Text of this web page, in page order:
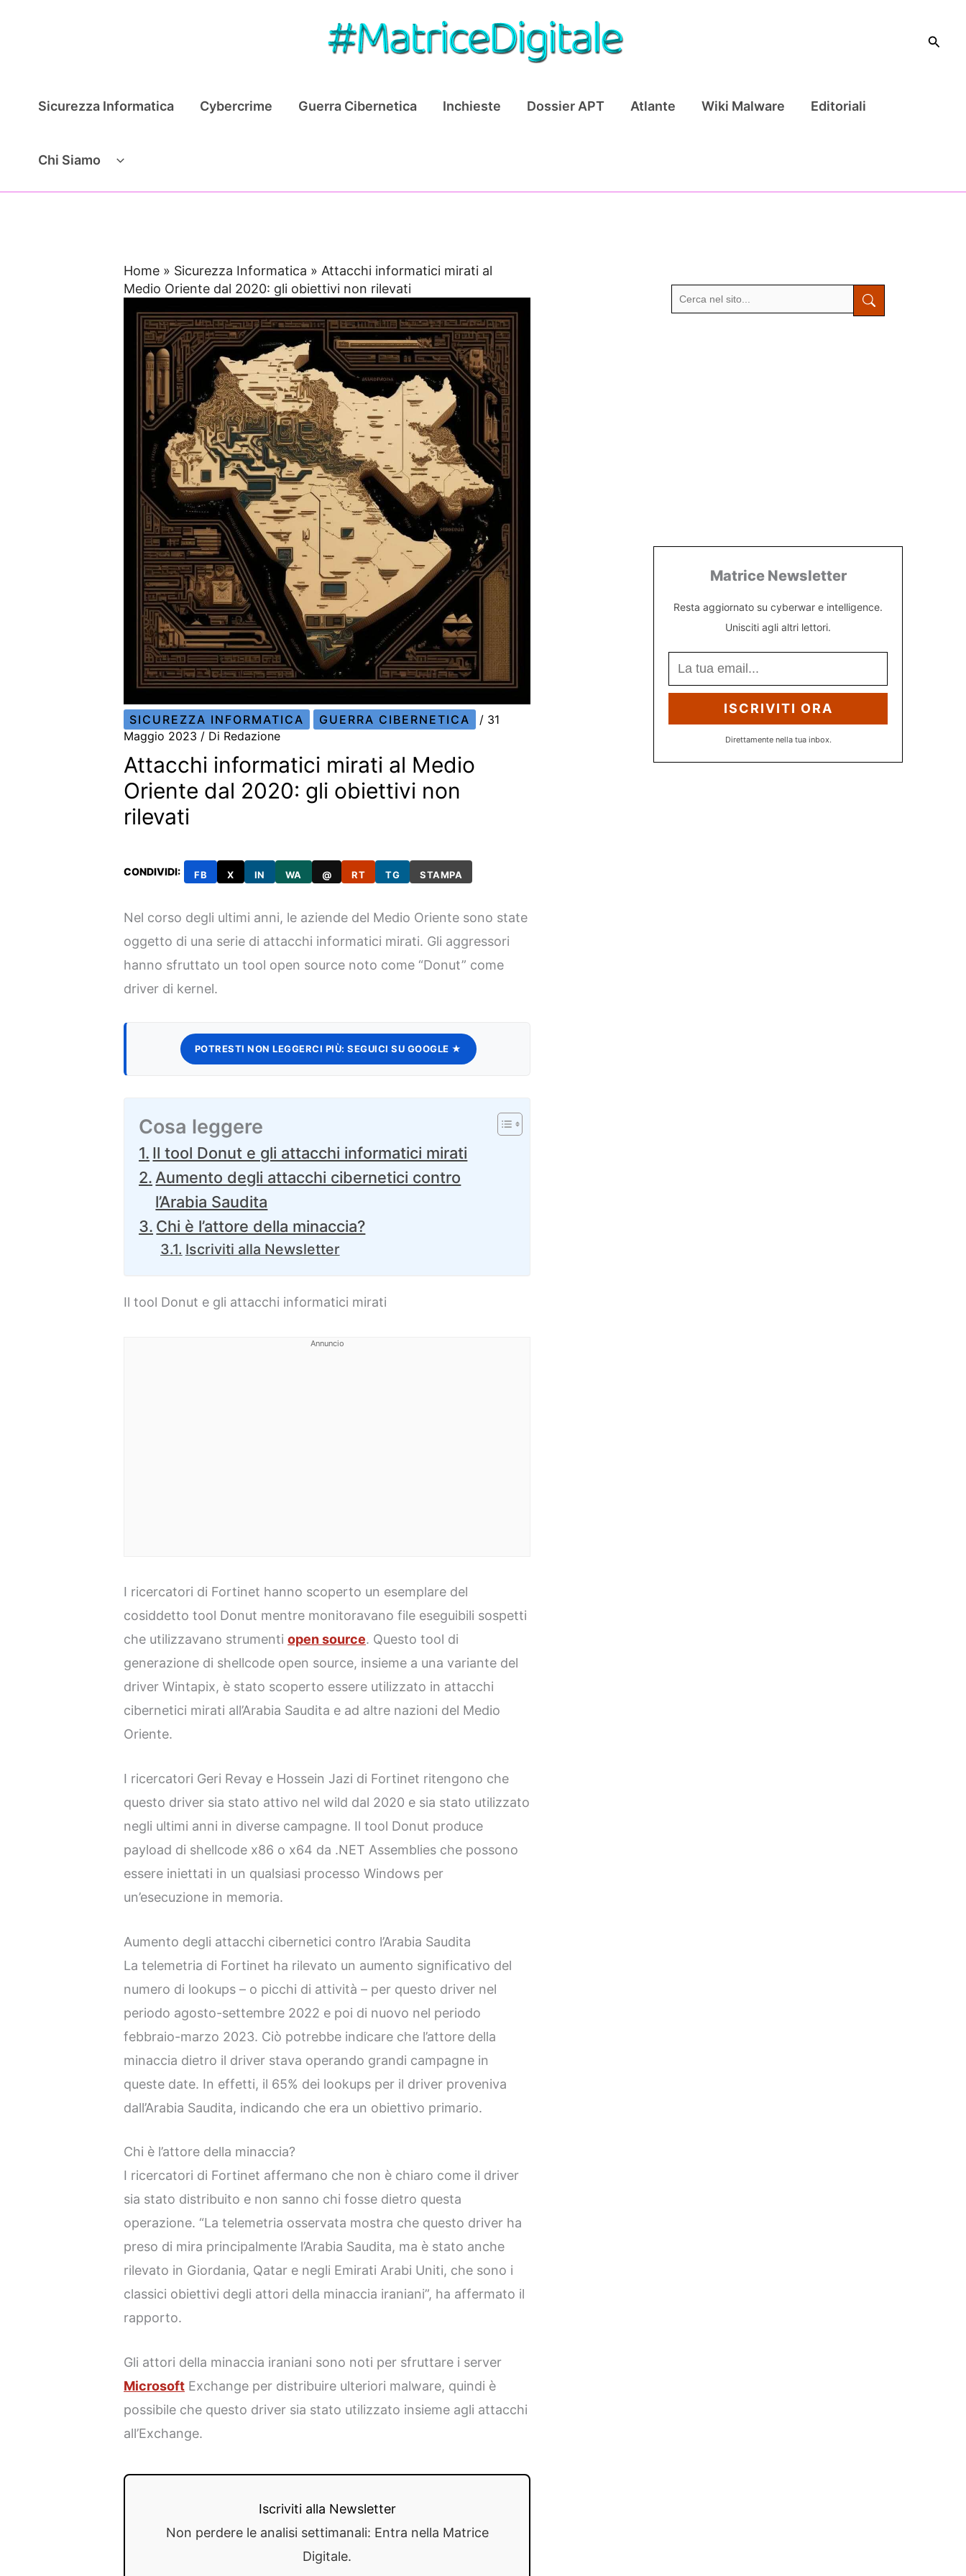
Cerca
Sicurezza Informatica Cybercrime Guerra Cibernetica Inchieste Dossier APT Atlante Wiki Malware Editoriali
Chi Siamo
Home » Sicurezza Informatica » Attacchi informatici mirati al
Medio Oriente dal 2020: gli obiettivi non rilevati
SICUREZZA INFORMATICA GUERRA CIBERNETICA / 31
Maggio 2023 / Di Redazione
Attacchi informatici mirati al Medio
Oriente dal 2020: gli obiettivi non
rilevati
CONDIVIDI: FB X IN WA @ RT TG STAMPA
Nel corso degli ultimi anni, le aziende del Medio Oriente sono state
oggetto di una serie di attacchi informatici mirati. Gli aggressori
hanno sfruttato un tool open source noto come “Donut” come
driver di kernel.
POTRESTI NON LEGGERCI PIÙ: SEGUICI SU GOOGLE ★
Cosa leggere
Il tool Donut e gli attacchi informatici mirati
Aumento degli attacchi cibernetici contro
l’Arabia Saudita
Chi è l’attore della minaccia?
Iscriviti alla Newsletter
Il tool Donut e gli attacchi informatici mirati
Annuncio
I ricercatori di Fortinet hanno scoperto un esemplare del
cosiddetto tool Donut mentre monitoravano file eseguibili sospetti
che utilizzavano strumentiopen source. Questo tool di
generazione di shellcode open source, insieme a una variante del
driver Wintapix, è stato scoperto essere utilizzato in attacchi
cibernetici mirati all’Arabia Saudita e ad altre nazioni del Medio
Oriente.
I ricercatori Geri Revay e Hossein Jazi di Fortinet ritengono che
questo driver sia stato attivo nel wild dal 2020 e sia stato utilizzato
negli ultimi anni in diverse campagne. Il tool Donut produce
payload di shellcode x86 o x64 da .NET Assemblies che possono
essere iniettati in un qualsiasi processo Windows per
un’esecuzione in memoria.
Aumento degli attacchi cibernetici contro l’Arabia Saudita
La telemetria di Fortinet ha rilevato un aumento significativo del
numero di lookups – o picchi di attività – per questo driver nel
periodo agosto-settembre 2022 e poi di nuovo nel periodo
febbraio-marzo 2023. Ciò potrebbe indicare che l’attore della
minaccia dietro il driver stava operando grandi campagne in
queste date. In effetti, il 65% dei lookups per il driver proveniva
dall’Arabia Saudita, indicando che era un obiettivo primario.
Chi è l’attore della minaccia?
I ricercatori di Fortinet affermano che non è chiaro come il driver
sia stato distribuito e non sanno chi fosse dietro questa
operazione. “La telemetria osservata mostra che questo driver ha
preso di mira principalmente l’Arabia Saudita, ma è stato anche
rilevato in Giordania, Qatar e negli Emirati Arabi Uniti, che sono i
classici obiettivi degli attori della minaccia iraniani”, ha affermato il
rapporto.
Gli attori della minaccia iraniani sono noti per sfruttare i server
Microsoft Exchange per distribuire ulteriori malware, quindi è
possibile che questo driver sia stato utilizzato insieme agli attacchi
all’Exchange.
Iscriviti alla Newsletter
Non perdere le analisi settimanali: Entra nella Matrice
Digitale.
Matrice Newsletter
Resta aggiornato su cyberwar e intelligence.
Unisciti agli altri lettori.
ISCRIVITI ORA
Direttamente nella tua inbox.